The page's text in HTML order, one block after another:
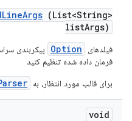
LineArgs (List<String>
listArgs)
فیلدهای Option
پیکربندی
فرمان داده شده تنظیم کنید
برای قالب مورد انتظار، به
void